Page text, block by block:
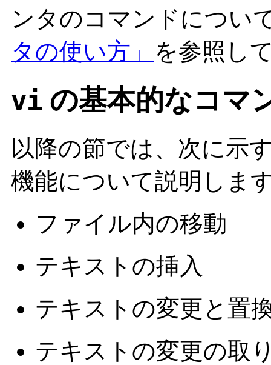
ンタのコマンドについ
タの使い方」 を参照し
vi の基本的なコマ
以降の節では、次に示
機能について説明しま
ファイル内の移動
テキストの挿入
テキストの変更と置
テキストの変更の取